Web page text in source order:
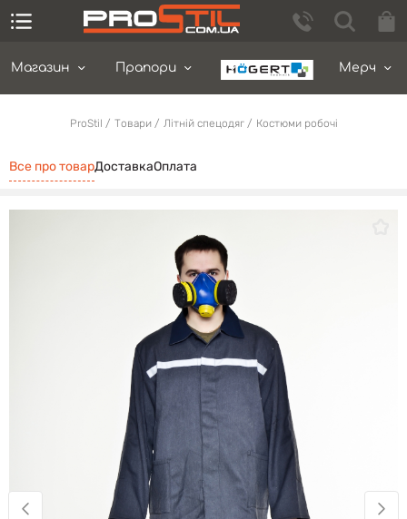
Магазин Прапори Мерч
ProStil Товари Літній спецодяг Костюми робочі
Все про товарДоставкаОплата